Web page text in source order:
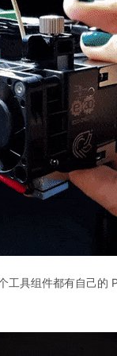
具组件都有自己